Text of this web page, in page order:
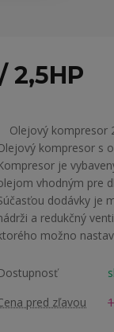
2,5HP
Olejový kompresor
kompresor s
je
vhodným pre
dodávky je
a redukčný
možno
pred zľavou